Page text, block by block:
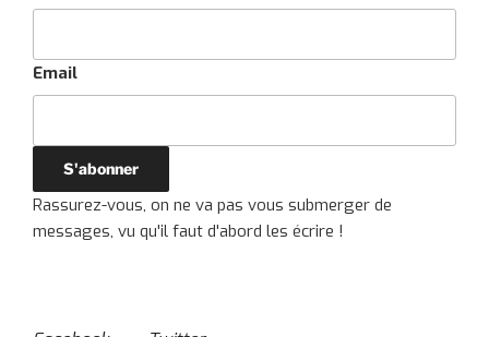
Email
Rassurez-vous, on ne va pas vous submerger de
messages, vu qu'il faut d'abord les écrire !